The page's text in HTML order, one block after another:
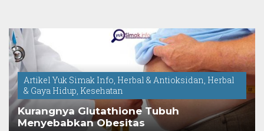
Artikel Yuk Simak Info, Herbal & Antioksidan, Herbal
& Gaya Hidup, Kesehatan
Kurangnya Glutathione Tubuh
Menyebabkan Obesitas